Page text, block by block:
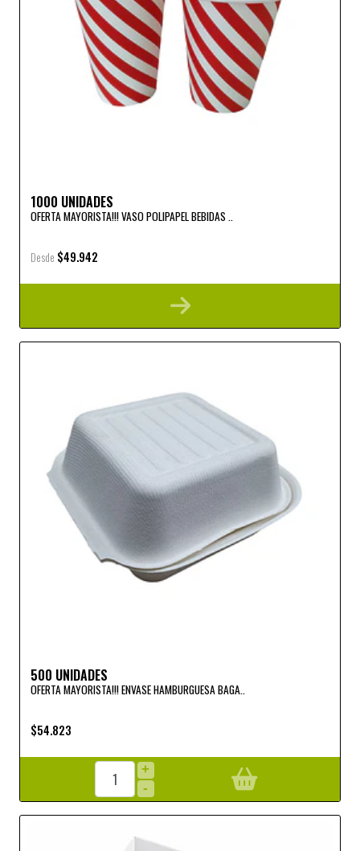
1000 UNIDADES
OFERTA MAYORISTA!!! VASO POLIPAPEL BEBIDAS ..
Desde $49.942
500 UNIDADES
OFERTA MAYORISTA!!! ENVASE HAMBURGUESA BAGA..
$54.823
+
-